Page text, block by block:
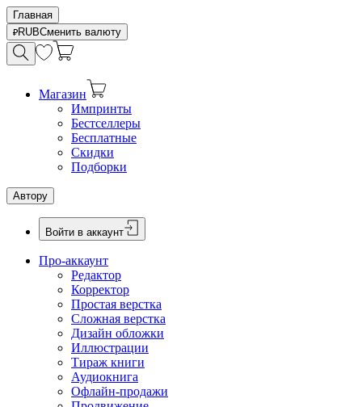
Главная
RUBСменить валюту
Магазин
Импринты
Бестселлеры
Бесплатные
Скидки
Подборки
Автору
Войти в аккаунт
Про-аккаунт
Редактор
Корректор
Простая верстка
Сложная верстка
Дизайн обложки
Иллюстрации
Тираж книги
Аудиокнига
Офлайн-продажи